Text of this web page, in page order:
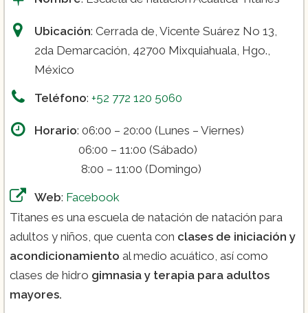
Ubicación: Cerrada de, Vicente Suárez No 13,
2da Demarcación, 42700 Mixquiahuala, Hgo.,
México
Teléfono: +52 772 120 5060
Horario: 06:00 – 20:00 (Lunes – Viernes)
06:00 – 11:00 (Sábado)
8:00 – 11:00 (Domingo)
Web: Facebook
Titanes es una escuela de natación de natación para
adultos y niños, que cuenta con clases de iniciación y
acondicionamiento al medio acuático, así como
clases de hidro gimnasia y terapia para adultos
mayores.